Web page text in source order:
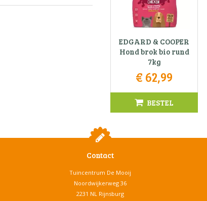
EDGARD & COOPER
Hond brok bio rund
7kg
€ 62,99
BESTEL
Contact
Tuincentrum De Mooij
Noordwijkerweg 36
2231 NL Rijnsburg